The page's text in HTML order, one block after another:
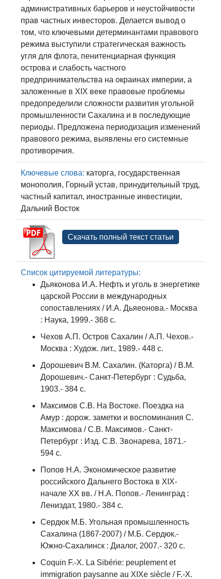
административных барьеров и неустойчивости
прав частных инвесторов. Делается вывод о
том, что ключевыми детерминантами правового
режима выступили стратегическая важность
угля для флота, пенитенциарная функция
острова и слабость частного
предпринимательства на окраинах империи, а
заложенные в XIX веке правовые проблемы
предопределили сложности развития угольной
промышленности Сахалина и в последующие
периоды. Предложена периодизация изменений
правового режима, выявлены его системные
противоречия.
Ключевые слова: каторга, государственная
монополия, Горный устав, принудительный труд,
частный капитал, иностранные инвестиции,
Дальний Восток
Скачать полный текст статьи
Список цитируемой литературы:
Дьяконова И.А. Нефть и уголь в энергетике
царской России в международных
сопоставлениях / И.А. Дьяеонова.- Москва
: Наука, 1999.- 368 с.
Чехов А.П. Остров Сахалин / А.П. Чехов.-
Москва : Худож. лит., 1989.- 448 с.
Дорошевич В.М. Сахалин. (Каторга) / В.М.
Дорошевич.- Санкт-Петербург : Судьба,
1903.- 384 с.
Максимов С.В. На Востоке. Поездка на
Амур : дорож. заметки и воспоминания С.
Максимова / С.В. Максимов.- Санкт-
Петербург : Изд. С.В. Звонарева, 1871.-
594 с.
Попов Н.А. Экономическое развитие
российского Дальнего Востока в XIX-
начале XX вв. / Н.А. Попов.- Ленинград :
Лениздат, 1980.- 384 с.
Сердюк М.Б. Угольная промышленность
Сахалина (1867-2007) / М.Б. Сердюк.-
Южно-Сахалинск : Диалог, 2007.- 320 с.
Coquin F.-X. La Sibérie: peuplement et
immigration paysanne au XIXe siècle / F.-X.